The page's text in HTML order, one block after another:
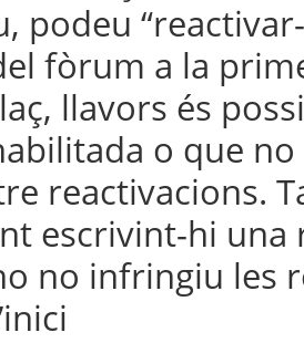
podeu
fòrum a la
llavors és
o que
reactivacions.
escrivint-hi una
no infringiu les